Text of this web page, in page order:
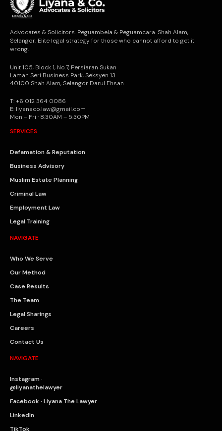
Advocates & Solicitors. Peguambela & Peguamcara. Shah Alam,
Selangor. Elite legal strategy for those who cannot afford to get it
wrong.
Unit 105, Block 1, No.7, Persiaran Sukan
Laman Seri Business Park, Seksyen 13
40100 Shah Alam, Selangor Darul Ehsan
T: +6 012 364 0086
E: liyanaco.law@gmail.com
Mon – Fri · 8:30AM – 5:30PM
SERVICES
Defamation & Reputation
Business Advisory
Muslim Estate Planning
Criminal Law
Employment Law
Legal Training
NAVIGATE
Who We Serve
Our Method
Case Results
The Team
Legal Sharings
Careers
Contact Us
NAVIGATE
Instagram ·
@liyanathelawyer
Facebook · Liyana The Lawyer
LinkedIn
TikTok